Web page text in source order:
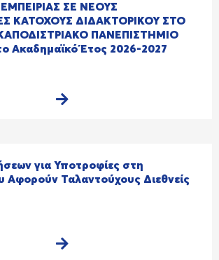
ΣΕ ΝΕΟΥΣ
ΚΑΤΟΧΟΥΣ ΔΙΔΑΚΤΟΡΙΚΟΥ ΣΤΟ
ΠΑΝΕΠΙΣΤΗΜΙΟ
Ακαδημαϊκό Έτος 2026-2027
για Υποτροφίες στη
Αφορούν Ταλαντούχους Διεθνείς